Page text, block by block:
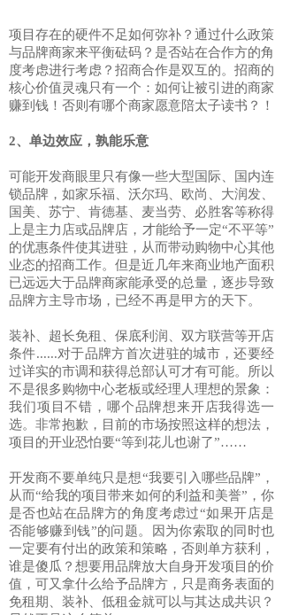
项目存在的硬件不足如何弥补？通过什么政策
与品牌商家来平衡砝码？是否站在合作方的角
度考虑进行考虑？招商合作是双互的。招商的
核心价值灵魂只有一个：如何让被引进的商家
赚到钱！否则有哪个商家愿意陪太子读书？！
2、单边效应，孰能乐意
可能开发商眼里只有像一些大型国际、国内连
锁品牌，如家乐福、沃尔玛、欧尚、大润发、
国美、苏宁、肯德基、麦当劳、必胜客等称得
上是主力店或品牌店，才能给予一定“不平等”
的优惠条件使其进驻，从而带动购物中心其他
业态的招商工作。但是近几年来商业地产面积
已远远大于品牌商家能承受的总量，逐步导致
品牌方主导市场，已经不再是甲方的天下。
装补、超长免租、保底利润、双方联营等开店
条件......对于品牌方首次进驻的城市，还要经
过详实的市调和获得总部认可才有可能。所以
不是很多购物中心老板或经理人理想的景象：
我们项目不错，哪个品牌想来开店我得选一
选。非常抱歉，目前的市场按照这样的想法，
项目的开业恐怕要“等到花儿也谢了”……
开发商不要单纯只是想“我要引入哪些品牌”，
从而“给我的项目带来如何的利益和美誉”，你
是否也站在品牌方的角度考虑过“如果开店是
否能够赚到钱”的问题。因为你索取的同时也
一定要有付出的政策和策略，否则单方获利，
谁是傻瓜？想要用品牌放大自身开发项目的价
值，可又拿什么给予品牌方，只是商务表面的
免租期、装补、低租金就可以与其达成共识？